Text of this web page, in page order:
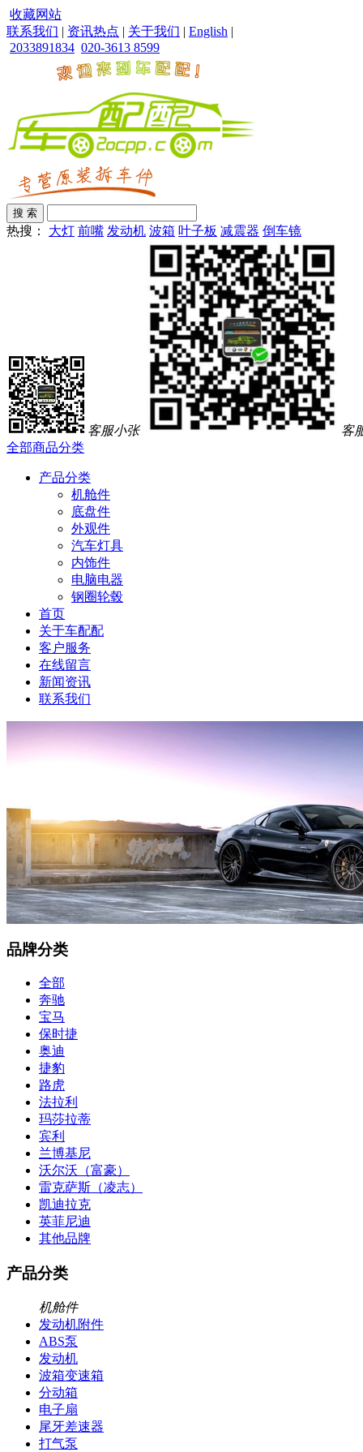
收藏网站
联系我们 | 资讯热点 | 关于我们 | English |
2033891834 020-3613 8599
热搜： 大灯 前嘴 发动机 波箱 叶子板 减震器 倒车镜
客服小张
客
全部商品分类
产品分类
机舱件
底盘件
外观件
汽车灯具
内饰件
电脑电器
钢圈轮毂
首页
关于车配配
客户服务
在线留言
新闻资讯
联系我们
品牌分类
全部
奔驰
宝马
保时捷
奥迪
捷豹
路虎
法拉利
玛莎拉蒂
宾利
兰博基尼
沃尔沃（富豪）
雷克萨斯（凌志）
凯迪拉克
英菲尼迪
其他品牌
产品分类
机舱件
发动机附件
ABS泵
发动机
波箱变速箱
分动箱
电子扇
尾牙差速器
打气泵